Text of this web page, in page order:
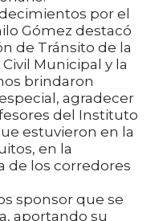
por el
Gómez destacó
de Tránsito de la
Municipal y la
brindaron
agradecer
del Instituto
estuvieron en la
en la
de los corredores
sponsor que se
aportando su